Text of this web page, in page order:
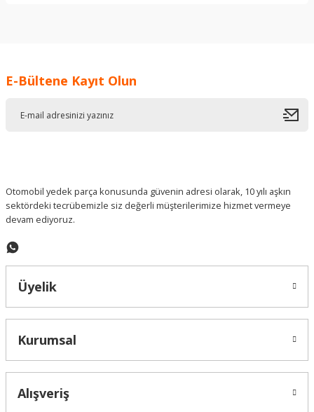
Ürün resmi kalitesiz, bozuk veya görüntülenemiyor.
E-Bültene Kayıt Olun
Otomobil yedek parça konusunda güvenin adresi olarak, 10 yılı aşkın
sektördeki tecrübemizle siz değerli müşterilerimize hizmet vermeye
devam ediyoruz.
Üyelik
Kurumsal
Alışveriş